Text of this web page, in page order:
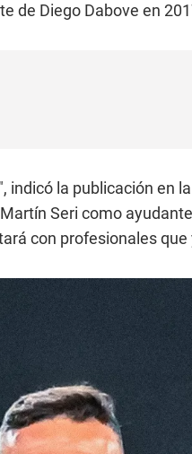
de Diego Dabove en
indicó la publicación en
Seri como
con profesionales